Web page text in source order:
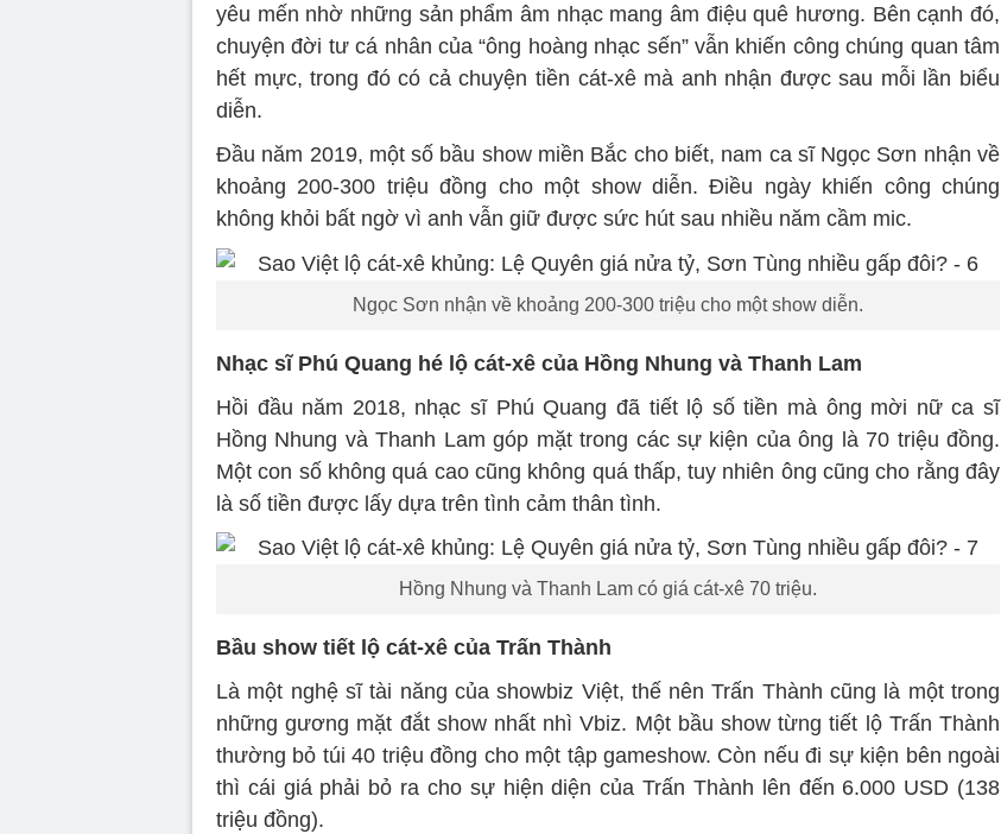
yêu mến nhờ những sản phẩm âm nhạc mang âm điệu quê hương. Bên cạnh đó,
chuyện đời tư cá nhân của “ông hoàng nhạc sến” vẫn khiến công chúng quan tâm
hết mực, trong đó có cả chuyện tiền cát-xê mà anh nhận được sau mỗi lần biểu
diễn.
Đầu năm 2019, một số bầu show miền Bắc cho biết, nam ca sĩ Ngọc Sơn nhận về
khoảng 200-300 triệu đồng cho một show diễn. Điều ngày khiến công chúng
không khỏi bất ngờ vì anh vẫn giữ được sức hút sau nhiều năm cầm mic.
Ngọc Sơn nhận về khoảng 200-300 triệu cho một show diễn.
Nhạc sĩ Phú Quang hé lộ cát-xê của Hồng Nhung và Thanh Lam
Hồi đầu năm 2018, nhạc sĩ Phú Quang đã tiết lộ số tiền mà ông mời nữ ca sĩ
Hồng Nhung và Thanh Lam góp mặt trong các sự kiện của ông là 70 triệu đồng.
Một con số không quá cao cũng không quá thấp, tuy nhiên ông cũng cho rằng đây
là số tiền được lấy dựa trên tình cảm thân tình.
Hồng Nhung và Thanh Lam có giá cát-xê 70 triệu.
Bầu show tiết lộ cát-xê của Trấn Thành
Là một nghệ sĩ tài năng của showbiz Việt, thế nên Trấn Thành cũng là một trong
những gương mặt đắt show nhất nhì Vbiz. Một bầu show từng tiết lộ Trấn Thành
thường bỏ túi 40 triệu đồng cho một tập gameshow. Còn nếu đi sự kiện bên ngoài
thì cái giá phải bỏ ra cho sự hiện diện của Trấn Thành lên đến 6.000 USD (138
triệu đồng).